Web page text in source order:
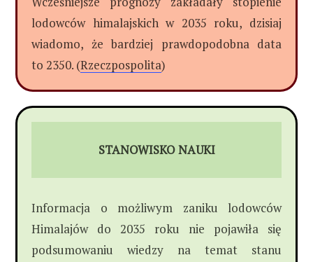
lodowców himalajskich w 2035 roku, dzisiaj
wiadomo, że bardziej prawdopodobna data
to 2350. (Rzeczpospolita)
STANOWISKO NAUKI
Informacja o możliwym zaniku lodowców
Himalajów do 2035 roku nie pojawiła się
podsumowaniu wiedzy na temat stanu